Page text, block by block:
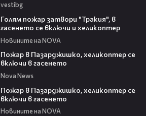
vestibg
Голям пожар затвори "Тракия", в
гасенето се включи и хеликоптер
Новините на NOVA
Пожар в Пазарджишко, хеликоптер се
включи в гасенето
Nova News
Пожар в Пазарджишко, хеликоптер се
включи в гасенето
Новините на NOVA